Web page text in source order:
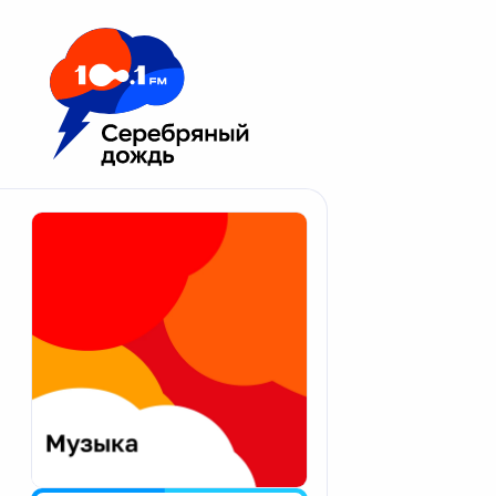
Москва 100.1 FM
Апатиты
Екатеринбург
Калининград
Калуга